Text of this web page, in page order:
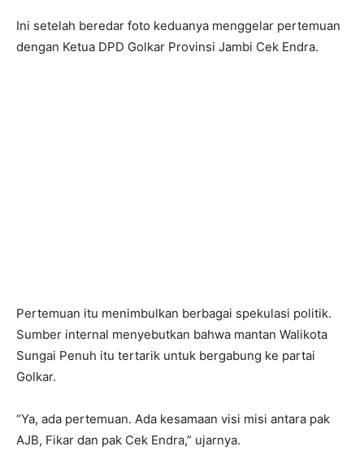
Ini setelah beredar foto keduanya menggelar pertemuan
dengan Ketua DPD Golkar Provinsi Jambi Cek Endra.
Pertemuan itu menimbulkan berbagai spekulasi politik.
Sumber internal menyebutkan bahwa mantan Walikota
Sungai Penuh itu tertarik untuk bergabung ke partai
Golkar.
“Ya, ada pertemuan. Ada kesamaan visi misi antara pak
AJB, Fikar dan pak Cek Endra,” ujarnya.